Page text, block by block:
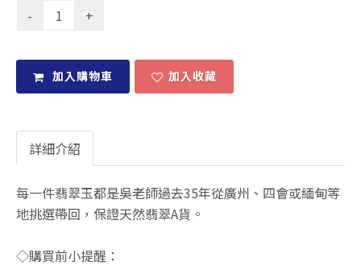
加入購物車 加入收藏
詳細介紹
每一件翡翠玉都是吳老師過去35年從廣州、四會或緬甸等
地挑選帶回，保證天然翡翠A貨。
◇購買前小提醒：